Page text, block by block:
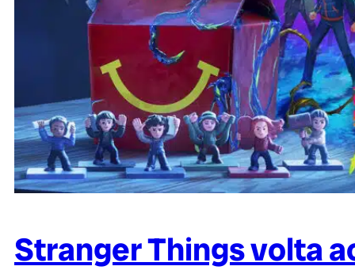
Stranger Things volta